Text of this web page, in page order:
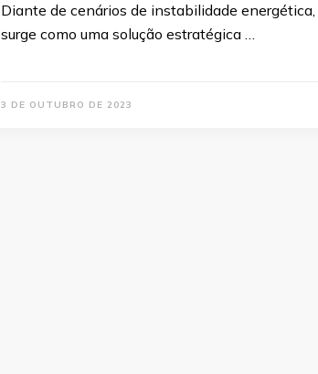
Diante de cenários de instabilidade energética,
surge como uma solução estratégica …
3 DE OUTUBRO DE 2023